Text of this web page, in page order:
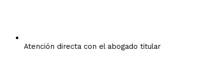
Atención directa con el abogado titular